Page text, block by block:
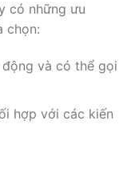
có những ưu
chọn:
và có thể gọi
hợp với các kiến